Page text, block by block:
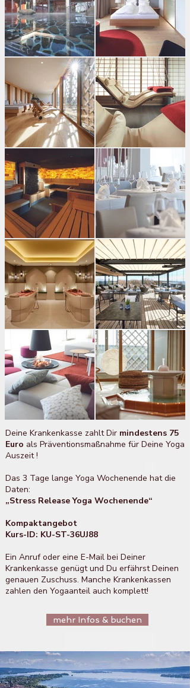
Deine Krankenkasse zahlt Dir mindestens 75
Euro als Präventionsmaßnahme für Deine Yoga
Auszeit !
Das 3 Tage lange Yoga Wochenende hat die
Daten:
„Stress Release Yoga Wochenende“
Kompaktangebot
Kurs-ID: KU-ST-36UJ88
Ein Anruf oder eine E-Mail bei Deiner
Krankenkasse genügt und Du erfährst Deinen
genauen Zuschuss. Manche Krankenkassen
zahlen den Yogaanteil auch komplett!
mehr Infos & buchen